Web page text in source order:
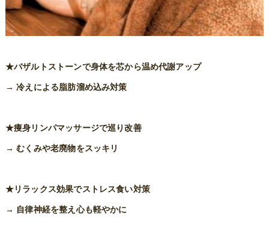
★バザルトストーンで身体を芯から温め代謝アップ
→ 冷えによる脂肪溜め込み対策
★痩身リンパマッサージで巡り改善
→ むくみや老廃物をスッキリ
★リラックス効果でストレス食い対策
→ 自律神経を整え心も軽やかに